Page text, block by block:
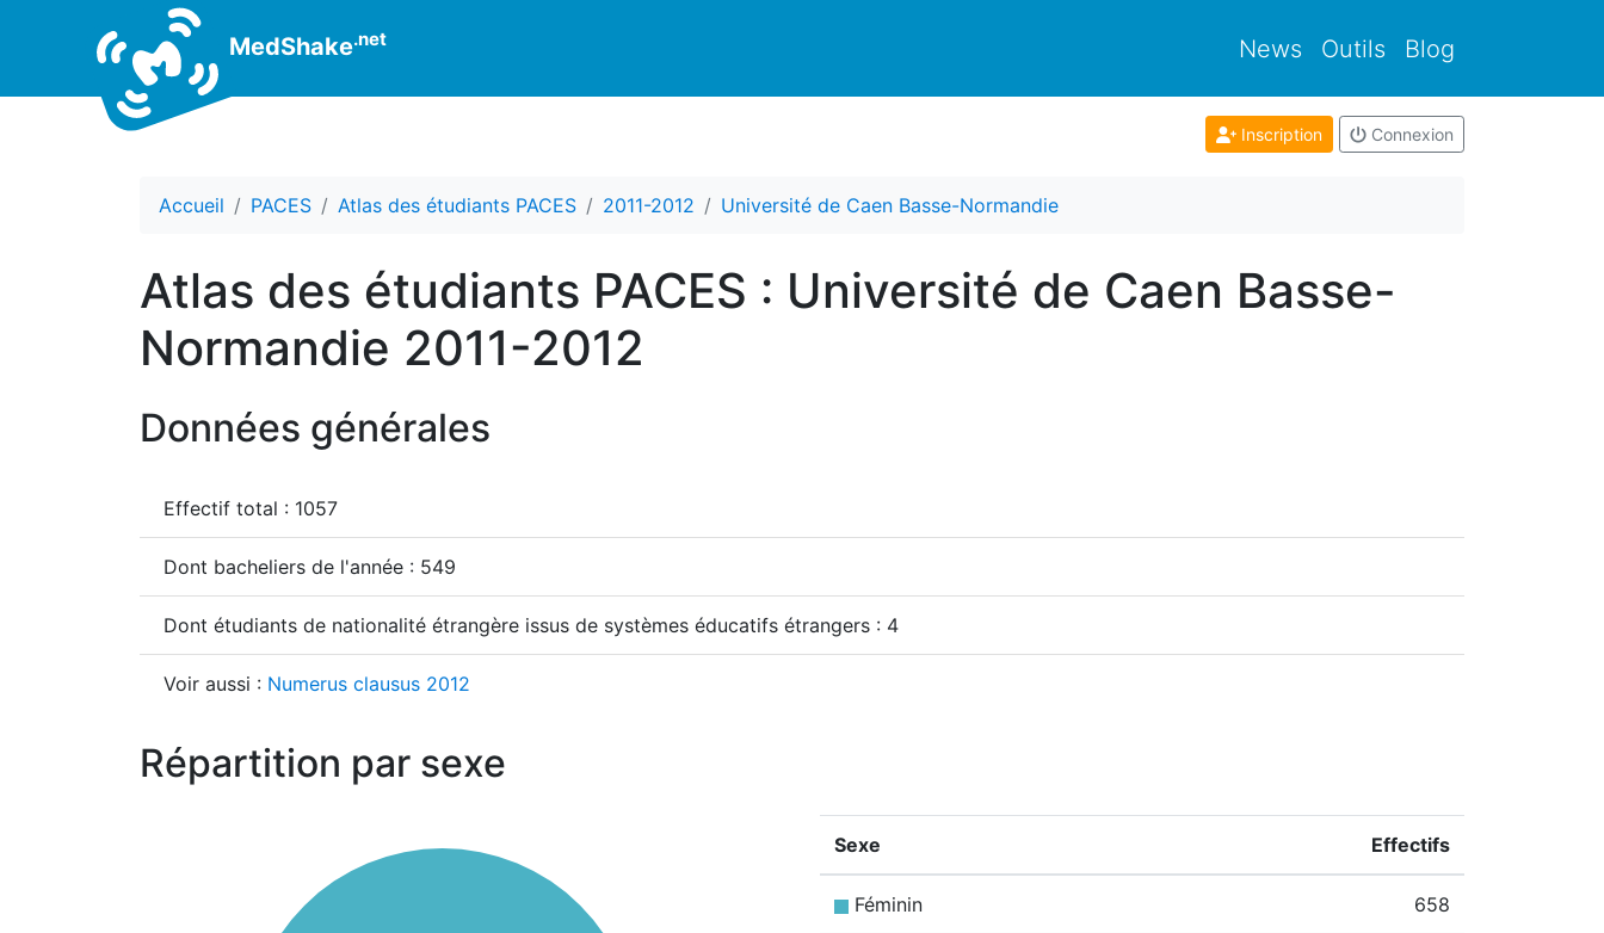
MedShake.net News Outils Blog
Inscription Connexion
Accueil PACES Atlas des étudiants PACES 2011-2012 Université de Caen Basse-Normandie
Atlas des étudiants PACES : Université de Caen Basse-
Normandie 2011-2012
Données générales
Effectif total : 1057
Dont bacheliers de l'année : 549
Dont étudiants de nationalité étrangère issus de systèmes éducatifs étrangers : 4
Voir aussi : Numerus clausus 2012
Répartition par sexe
Sexe Effectifs
Féminin 658